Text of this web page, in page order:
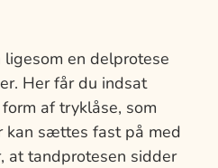
en delprotese
Her får du indsat
af tryklåse, som
kan sættes fast på med
at tandprotesen sidder